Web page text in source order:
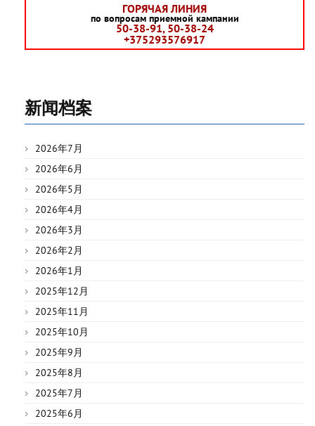
ГОРЯЧАЯ ЛИНИЯ
по вопросам приемной кампании
50-38-91, 50-38-24
+375293576917
新闻档案
2026年7月
2026年6月
2026年5月
2026年4月
2026年3月
2026年2月
2026年1月
2025年12月
2025年11月
2025年10月
2025年9月
2025年8月
2025年7月
2025年6月